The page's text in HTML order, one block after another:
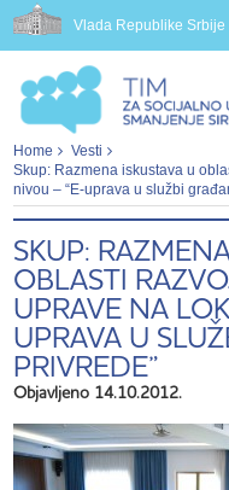
Vlada Republike Srbije
Home
Vesti
Skup: Razmena iskustava u
nivou – “E-uprava u službi
SKUP:
OBLASTI
UPRAVE NA
UPRAVA U
PRIVREDE”
Objavljeno 14.10.2012.